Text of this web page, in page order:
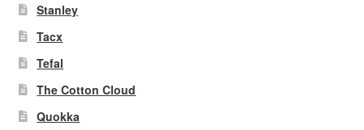
Stanley
Tacx
Tefal
The Cotton Cloud
Quokka